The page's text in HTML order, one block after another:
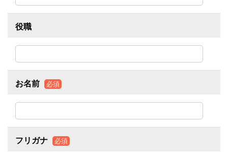
役職
お名前 必須
フリガナ 必須